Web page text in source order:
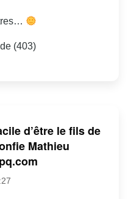
(403)
d’être le fils de
Mathieu